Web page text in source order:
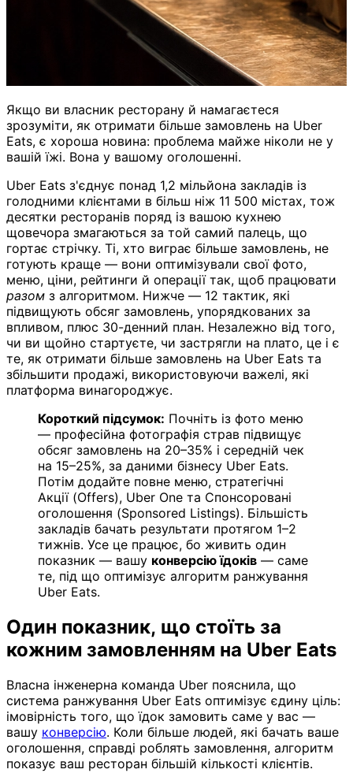
Якщо ви власник ресторану й намагаєтеся
зрозуміти, як отримати більше замовлень на Uber
Eats, є хороша новина: проблема майже ніколи не у
вашій їжі. Вона у вашому оголошенні.
Uber Eats з'єднує понад 1,2 мільйона закладів із
голодними клієнтами в більш ніж 11 500 містах, тож
десятки ресторанів поряд із вашою кухнею
щовечора змагаються за той самий палець, що
гортає стрічку. Ті, хто виграє більше замовлень, не
готують краще — вони оптимізували свої фото,
меню, ціни, рейтинги й операції так, щоб працювати
разом з алгоритмом. Нижче — 12 тактик, які
підвищують обсяг замовлень, упорядкованих за
впливом, плюс 30-денний план. Незалежно від того,
чи ви щойно стартуєте, чи застрягли на плато, це і є
те, як отримати більше замовлень на Uber Eats та
збільшити продажі, використовуючи важелі, які
платформа винагороджує.
Короткий підсумок: Почніть із фото меню
— професійна фотографія страв підвищує
обсяг замовлень на 20–35% і середній чек
на 15–25%, за даними бізнесу Uber Eats.
Потім додайте повне меню, стратегічні
Акції (Offers), Uber One та Спонсоровані
оголошення (Sponsored Listings). Більшість
закладів бачать результати протягом 1–2
тижнів. Усе це працює, бо живить один
показник — вашу конверсію їдоків — саме
те, під що оптимізує алгоритм ранжування
Uber Eats.
Один показник, що стоїть за
кожним замовленням на Uber Eats
Власна інженерна команда Uber пояснила, що
система ранжування Uber Eats оптимізує єдину ціль:
імовірність того, що їдок замовить саме у вас —
вашу конверсію. Коли більше людей, які бачать ваше
оголошення, справді роблять замовлення, алгоритм
показує ваш ресторан більшій кількості клієнтів.